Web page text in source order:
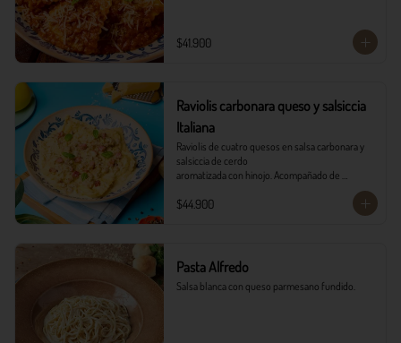
$41.900
Raviolis carbonara queso y salsiccia
Italiana
Raviolis de cuatro quesos en salsa carbonara y
salsiccia de cerdo
aromatizada con hinojo. Acompañado de
fresca y pancitos il forno.
$44.900
Pasta Alfredo
Salsa blanca con queso parmesano fundido.